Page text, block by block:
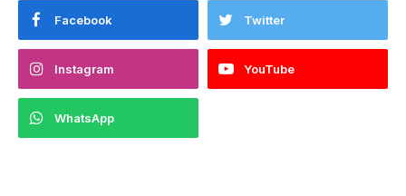
Facebook Twitter
Instagram YouTube
WhatsApp